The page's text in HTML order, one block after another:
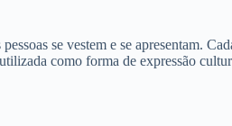
se vestem e se apresentam.
como forma de expressão